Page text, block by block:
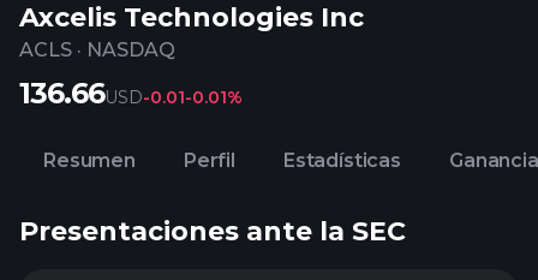
Axcelis Technologies Inc
ACLS · NASDAQ
136.66USD-0.01-0.01%
Resumen Perfil Estadísticas
Presentaciones ante la SEC